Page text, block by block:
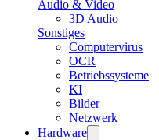
Audio & Video
3D Audio
Sonstiges
Computervirus
OCR
Betriebssysteme
KI
Bilder
Netzwerk
Hardware